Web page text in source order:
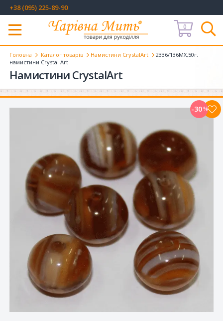
+38 (095) 225-89-90
Меню
0
Головна Каталог товарів Намистини CrystalArt
2336/136MX,50г.
намистини Crystal Art
Намистини CrystalArt
-30%